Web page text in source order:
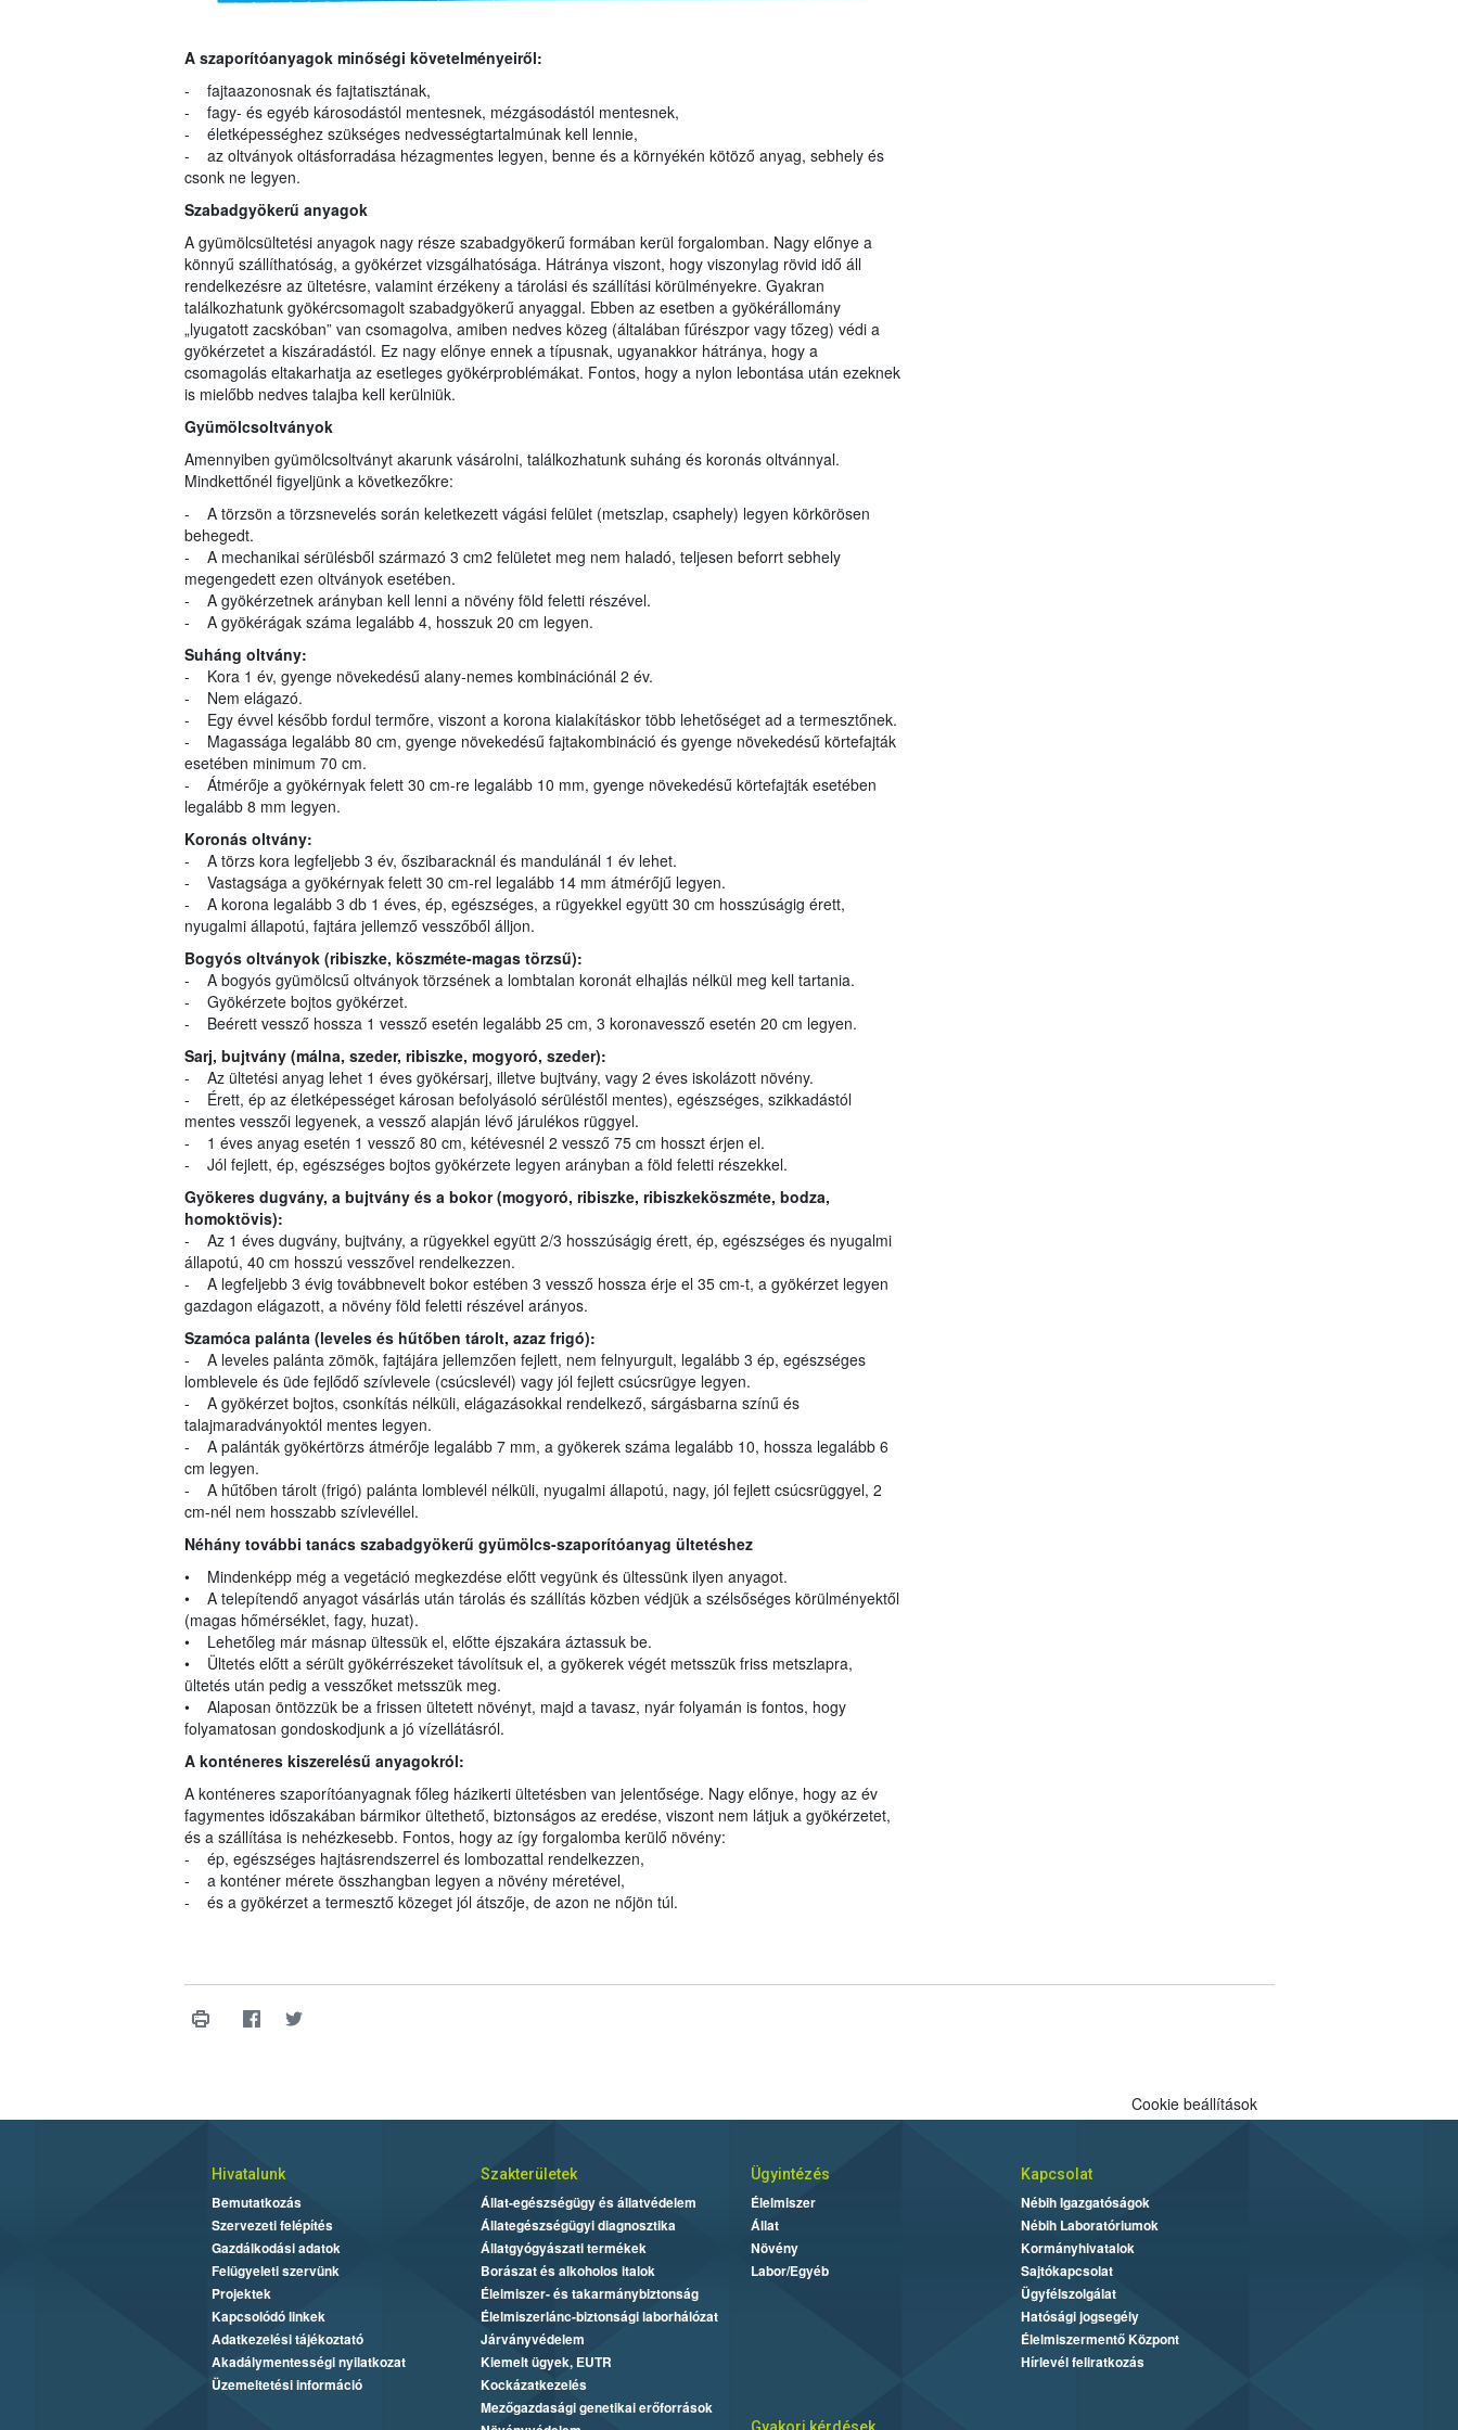
A szaporítóanyagok minőségi követelményeiről:
- fajtaazonosnak és fajtatisztának,
- fagy- és egyéb károsodástól mentesnek, mézgásodástól mentesnek,
- életképességhez szükséges nedvességtartalmúnak kell lennie,
- az oltványok oltásforradása hézagmentes legyen, benne és a környékén kötöző anyag, sebhely és
csonk ne legyen.
Szabadgyökerű anyagok
A gyümölcsültetési anyagok nagy része szabadgyökerű formában kerül forgalomban. Nagy előnye a
könnyű szállíthatóság, a gyökérzet vizsgálhatósága. Hátránya viszont, hogy viszonylag rövid idő áll
rendelkezésre az ültetésre, valamint érzékeny a tárolási és szállítási körülményekre. Gyakran
találkozhatunk gyökércsomagolt szabadgyökerű anyaggal. Ebben az esetben a gyökérállomány
„lyugatott zacskóban” van csomagolva, amiben nedves közeg (általában fűrészpor vagy tőzeg) védi a
gyökérzetet a kiszáradástól. Ez nagy előnye ennek a típusnak, ugyanakkor hátránya, hogy a
csomagolás eltakarhatja az esetleges gyökérproblémákat. Fontos, hogy a nylon lebontása után ezeknek
is mielőbb nedves talajba kell kerülniük.
Gyümölcsoltványok
Amennyiben gyümölcsoltványt akarunk vásárolni, találkozhatunk suháng és koronás oltvánnyal.
Mindkettőnél figyeljünk a következőkre:
- A törzsön a törzsnevelés során keletkezett vágási felület (metszlap, csaphely) legyen körkörösen
behegedt.
- A mechanikai sérülésből származó 3 cm2 felületet meg nem haladó, teljesen beforrt sebhely
megengedett ezen oltványok esetében.
- A gyökérzetnek arányban kell lenni a növény föld feletti részével.
- A gyökérágak száma legalább 4, hosszuk 20 cm legyen.
Suháng oltvány:
- Kora 1 év, gyenge növekedésű alany-nemes kombinációnál 2 év.
- Nem elágazó.
- Egy évvel később fordul termőre, viszont a korona kialakításkor több lehetőséget ad a termesztőnek.
- Magassága legalább 80 cm, gyenge növekedésű fajtakombináció és gyenge növekedésű körtefajták
esetében minimum 70 cm.
- Átmérője a gyökérnyak felett 30 cm-re legalább 10 mm, gyenge növekedésű körtefajták esetében
legalább 8 mm legyen.
Koronás oltvány:
- A törzs kora legfeljebb 3 év, őszibaracknál és mandulánál 1 év lehet.
- Vastagsága a gyökérnyak felett 30 cm-rel legalább 14 mm átmérőjű legyen.
- A korona legalább 3 db 1 éves, ép, egészséges, a rügyekkel együtt 30 cm hosszúságig érett,
nyugalmi állapotú, fajtára jellemző vesszőből álljon.
Bogyós oltványok (ribiszke, köszméte-magas törzsű):
- A bogyós gyümölcsű oltványok törzsének a lombtalan koronát elhajlás nélkül meg kell tartania.
- Gyökérzete bojtos gyökérzet.
- Beérett vessző hossza 1 vessző esetén legalább 25 cm, 3 koronavessző esetén 20 cm legyen.
Sarj, bujtvány (málna, szeder, ribiszke, mogyoró, szeder):
- Az ültetési anyag lehet 1 éves gyökérsarj, illetve bujtvány, vagy 2 éves iskolázott növény.
- Érett, ép az életképességet károsan befolyásoló sérüléstől mentes), egészséges, szikkadástól
mentes vesszői legyenek, a vessző alapján lévő járulékos rüggyel.
- 1 éves anyag esetén 1 vessző 80 cm, kétévesnél 2 vessző 75 cm hosszt érjen el.
- Jól fejlett, ép, egészséges bojtos gyökérzete legyen arányban a föld feletti részekkel.
Gyökeres dugvány, a bujtvány és a bokor (mogyoró, ribiszke, ribiszkeköszméte, bodza,
homoktövis):
- Az 1 éves dugvány, bujtvány, a rügyekkel együtt 2/3 hosszúságig érett, ép, egészséges és nyugalmi
állapotú, 40 cm hosszú vesszővel rendelkezzen.
- A legfeljebb 3 évig továbbnevelt bokor estében 3 vessző hossza érje el 35 cm-t, a gyökérzet legyen
gazdagon elágazott, a növény föld feletti részével arányos.
Szamóca palánta (leveles és hűtőben tárolt, azaz frigó):
- A leveles palánta zömök, fajtájára jellemzően fejlett, nem felnyurgult, legalább 3 ép, egészséges
lomblevele és üde fejlődő szívlevele (csúcslevél) vagy jól fejlett csúcsrügye legyen.
- A gyökérzet bojtos, csonkítás nélküli, elágazásokkal rendelkező, sárgásbarna színű és
talajmaradványoktól mentes legyen.
- A palánták gyökértörzs átmérője legalább 7 mm, a gyökerek száma legalább 10, hossza legalább 6
cm legyen.
- A hűtőben tárolt (frigó) palánta lomblevél nélküli, nyugalmi állapotú, nagy, jól fejlett csúcsrüggyel, 2
cm-nél nem hosszabb szívlevéllel.
Néhány további tanács szabadgyökerű gyümölcs-szaporítóanyag ültetéshez
• Mindenképp még a vegetáció megkezdése előtt vegyünk és ültessünk ilyen anyagot.
• A telepítendő anyagot vásárlás után tárolás és szállítás közben védjük a szélsőséges körülményektől
(magas hőmérséklet, fagy, huzat).
• Lehetőleg már másnap ültessük el, előtte éjszakára áztassuk be.
• Ültetés előtt a sérült gyökérrészeket távolítsuk el, a gyökerek végét metsszük friss metszlapra,
ültetés után pedig a vesszőket metsszük meg.
• Alaposan öntözzük be a frissen ültetett növényt, majd a tavasz, nyár folyamán is fontos, hogy
folyamatosan gondoskodjunk a jó vízellátásról.
A konténeres kiszerelésű anyagokról:
A konténeres szaporítóanyagnak főleg házikerti ültetésben van jelentősége. Nagy előnye, hogy az év
fagymentes időszakában bármikor ültethető, biztonságos az eredése, viszont nem látjuk a gyökérzetet,
és a szállítása is nehézkesebb. Fontos, hogy az így forgalomba kerülő növény:
- ép, egészséges hajtásrendszerrel és lombozattal rendelkezzen,
- a konténer mérete összhangban legyen a növény méretével,
- és a gyökérzet a termesztő közeget jól átszője, de azon ne nőjön túl.
Cookie beállítások
Hivatalunk
Bemutatkozás
Szervezeti felépítés
Gazdálkodási adatok
Felügyeleti szervünk
Projektek
Kapcsolódó linkek
Adatkezelési tájékoztató
Akadálymentességi nyilatkozat
Üzemeltetési információ
Szakterületek
Állat-egészségügy és állatvédelem
Állategészségügyi diagnosztika
Állatgyógyászati termékek
Borászat és alkoholos italok
Élelmiszer- és takarmánybiztonság
Élelmiszerlánc-biztonsági laborhálózat
Járványvédelem
Kiemelt ügyek, EUTR
Kockázatkezelés
Mezőgazdasági genetikai erőforrások
Ügyintézés
Élelmiszer
Állat
Növény
Labor/Egyéb
Kapcsolat
Nébih Igazgatóságok
Nébih Laboratóriumok
Kormányhivatalok
Sajtókapcsolat
Ügyfélszolgálat
Hatósági jogsegély
Élelmiszermentő Központ
Hírlevél feliratkozás